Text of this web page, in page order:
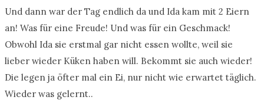
Und dann war der Tag endlich da und Ida kam mit 2 Eiern
an! Was für eine Freude! Und was für ein Geschmack!
Obwohl Ida sie erstmal gar nicht essen wollte, weil sie
lieber wieder Küken haben will. Bekommt sie auch wieder!
Die legen ja öfter mal ein Ei, nur nicht wie erwartet täglich.
Wieder was gelernt..